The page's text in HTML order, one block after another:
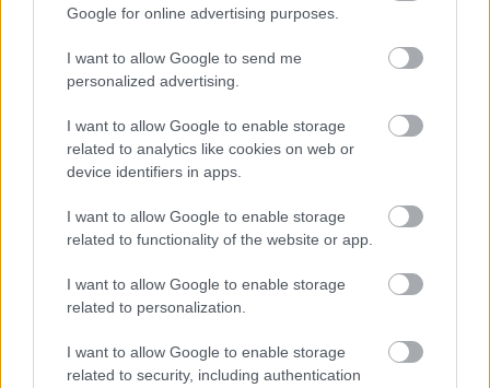
Google for online advertising purposes.
I want to allow Google to send me
personalized advertising.
I want to allow Google to enable storage
related to analytics like cookies on web or
device identifiers in apps.
I want to allow Google to enable storage
related to functionality of the website or app.
I want to allow Google to enable storage
related to personalization.
I want to allow Google to enable storage
related to security, including authentication
FineWines.hu - Nagypénteki nagy
fehérek
furmintfan•2024. április 26.